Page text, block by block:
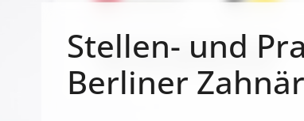
Stellen- und
Berliner